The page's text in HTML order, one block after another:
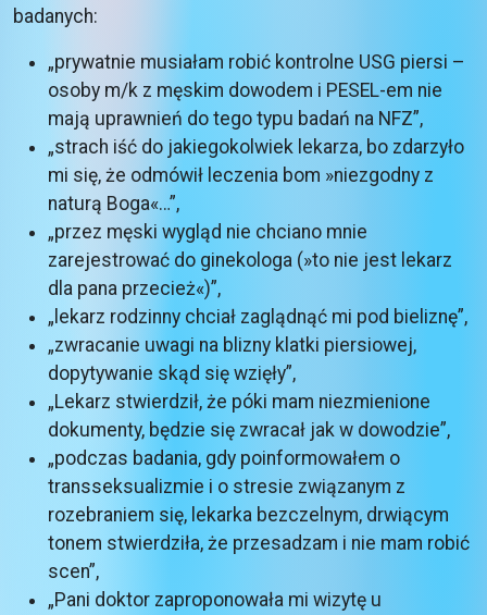
badanych:
„prywatnie musiałam robić kontrolne USG piersi –
osoby m/k z męskim dowodem i PESEL-em nie
mają uprawnień do tego typu badań na NFZ”,
„strach iść do jakiegokolwiek lekarza, bo zdarzyło
mi się, że odmówił leczenia bom »niezgodny z
naturą Boga«…”,
„przez męski wygląd nie chciano mnie
zarejestrować do ginekologa (»to nie jest lekarz
dla pana przecież«)”,
„lekarz rodzinny chciał zaglądnąć mi pod bieliznę”,
„zwracanie uwagi na blizny klatki piersiowej,
dopytywanie skąd się wzięły”,
„Lekarz stwierdził, że póki mam niezmienione
dokumenty, będzie się zwracał jak w dowodzie”,
„podczas badania, gdy poinformowałem o
transseksualizmie i o stresie związanym z
rozebraniem się, lekarka bezczelnym, drwiącym
tonem stwierdziła, że przesadzam i nie mam robić
scen”,
„Pani doktor zaproponowała mi wizytę u